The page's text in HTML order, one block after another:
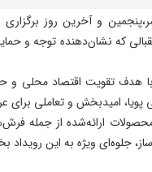
و آخرین روز برگزاری
که نشان‌دهنده توجه و
با هدف تقویت اقتصاد محلی و
امیدبخش و تعاملی
ارائه‌شده از جمله
جلوه‌ای ویژه به این رویداد